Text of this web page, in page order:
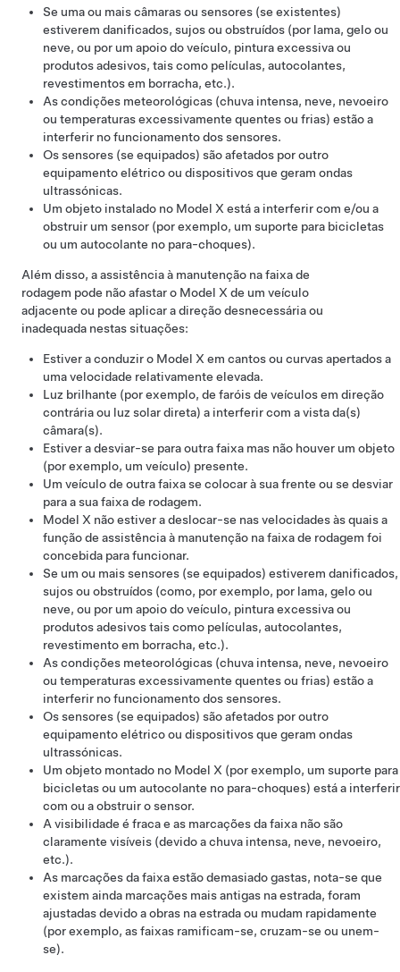
Se uma ou mais câmarasou sensores (se existentes)
estiverem danificados, sujos ou obstruídos (por lama, gelo ou
neve, ou por um apoio do veículo, pintura excessiva ou
produtos adesivos, tais como películas, autocolantes,
revestimentos em borracha, etc.).
As condições meteorológicas (chuva intensa, neve, nevoeiro
ou temperaturas excessivamente quentes ou frias) estão a
interferir no funcionamento dos sensores.
Os sensores (se equipados) são afetados por outro
equipamento elétrico ou dispositivos que geram ondas
ultrassónicas.
Um objeto instalado no Model X está a interferir com e/ou a
obstruir um sensor (por exemplo, um suporte para bicicletas
ou um autocolante no para-choques).
Além disso, a assistência à manutenção na faixa de
rodagem pode não afastar o Model X de um veículo
adjacente ou pode aplicar a direção desnecessária ou
inadequada nestas situações:
Estiver a conduzir o Model X em cantos ou curvas apertados a
uma velocidade relativamente elevada.
Luz brilhante (por exemplo, de faróis de veículos em direção
contrária ou luz solar direta) a interferir com a vista da(s)
câmara(s).
Estiver a desviar-se para outra faixa mas não houver um objeto
(por exemplo, um veículo) presente.
Um veículo de outra faixa se colocar à sua frente ou se desviar
para a sua faixa de rodagem.
Model X não estiver a deslocar-se nas velocidades às quais a
função de assistência à manutenção na faixa de rodagem foi
concebida para funcionar.
Se um ou mais sensores (se equipados) estiverem danificados,
sujos ou obstruídos (como, por exemplo, por lama, gelo ou
neve, ou por um apoio do veículo, pintura excessiva ou
produtos adesivos tais como películas, autocolantes,
revestimento em borracha, etc.).
As condições meteorológicas (chuva intensa, neve, nevoeiro
ou temperaturas excessivamente quentes ou frias) estão a
interferir no funcionamento dos sensores.
Os sensores (se equipados) são afetados por outro
equipamento elétrico ou dispositivos que geram ondas
ultrassónicas.
Um objeto montado no Model X (por exemplo, um suporte para
bicicletas ou um autocolante no para-choques) está a interferir
com ou a obstruir o sensor.
A visibilidade é fraca e as marcações da faixa não são
claramente visíveis (devido a chuva intensa, neve, nevoeiro,
etc.).
As marcações da faixa estão demasiado gastas, nota-se que
existem ainda marcações mais antigas na estrada, foram
ajustadas devido a obras na estrada ou mudam rapidamente
(por exemplo, as faixas ramificam-se, cruzam-se ou unem-
se).